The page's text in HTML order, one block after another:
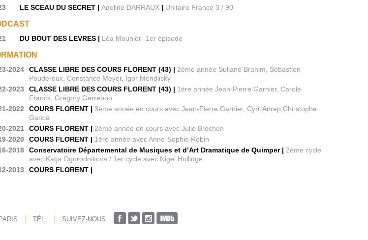
LE SCEAU DU SECRET |Adeline DARRAUX | Unitaire France 3 / 90'
DU BOUT DES LEVRES | Léa Mounier- 1er épisode
2024 CLASSE LIBRE DES COURS FLORENT (43) | 2ème année Suliane Brahim, Sébastien
Pouderoux, Constance Meyer, Igor Mendjisky
2023
CLASSE LIBRE DES COURS FLORENT (43) | 1ère année Jean-Pierre Garnier, Carole
Franck, Grégory Gerreboo
2022
COURS FLORENT |3ème année en cours avec Jean-Pierre Garnier, Cyril Anrep,Christophe
Garcia
2021
COURS FLORENT | 2ème année en cours avec Julie Brochen
2020
COURS FLORENT | 1ère année avec Anne-Sophie Robin
2018
Conservatoire Départemental de Musiques et d’Art Dramatique de Quimper | 2ème cycle
avec Katja Ogorodnikova / 1er cycle avec Nigel Hollidge
2013
COURS FLORENT |
TÉL. SUIVEZ-NOUS